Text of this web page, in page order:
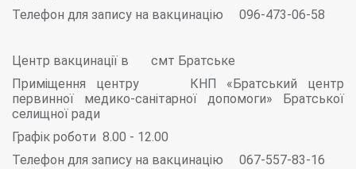
Телефон для запису на вакцинацію 096-473-06-58
Центр вакцинації в смт Братське
Приміщення центру КНП «Братський центр
первинної медико-санітарної допомоги» Братської
селищної ради
Графік роботи 8.00 - 12.00
Телефон для запису на вакцинацію 067-557-83-16